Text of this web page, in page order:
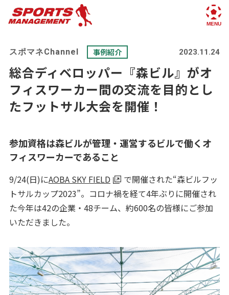
スポマネChannel 事例紹介 2023.11.24
総合ディベロッパー『森ビル』がオ
フィスワーカー間の交流を目的とし
たフットサル大会を開催！
参加資格は森ビルが管理・運営するビルで働くオ
フィスワーカーであること
9/24(日)にAOBA SKY FIELD
で開催された“森ビルフッ
トサルカップ2023”。コロナ禍を経て4年ぶりに開催され
た今年は42の企業・48チーム、約600名の皆様にご参加
いただきました。